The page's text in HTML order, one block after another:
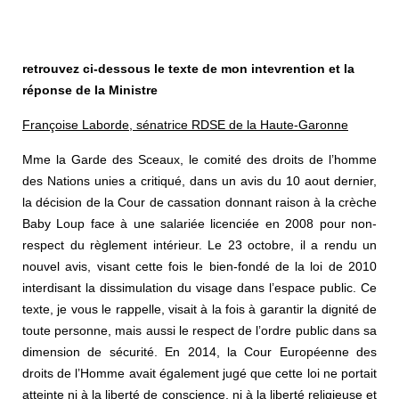
retrouvez ci-dessous le texte de mon intevrention et la
réponse de la Ministre
Françoise Laborde, sénatrice RDSE de la Haute-Garonne
Mme la Garde des Sceaux, le comité des droits de l’homme
des Nations unies a critiqué, dans un avis du 10 aout dernier,
la décision de la Cour de cassation donnant raison à la crèche
Baby Loup face à une salariée licenciée en 2008 pour non-
respect du règlement intérieur. Le 23 octobre, il a rendu un
nouvel avis, visant cette fois le bien-fondé de la loi de 2010
interdisant la dissimulation du visage dans l’espace public. Ce
texte, je vous le rappelle, visait à la fois à garantir la dignité de
toute personne, mais aussi le respect de l’ordre public dans sa
dimension de sécurité. En 2014, la Cour Européenne des
droits de l’Homme avait également jugé que cette loi ne portait
atteinte ni à la liberté de conscience, ni à la liberté religieuse et